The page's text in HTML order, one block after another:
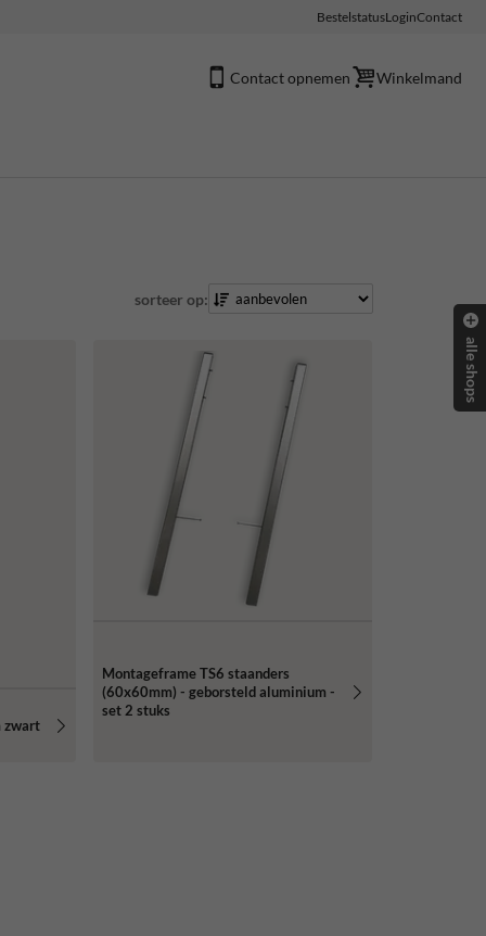
BestelstatusLoginContact
Contact opnemen Winkelmand
sorteer op:
zwart
Montageframe TS6 staanders
(60x60mm) - geborsteld aluminium -
set 2 stuks
alle shops